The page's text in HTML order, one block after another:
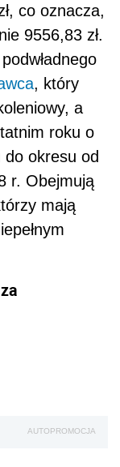
co oznacza,
9556,83 zł.
, który
a
roku o
okresu od
r. Obejmują
mają
AUTOPROMOCJA